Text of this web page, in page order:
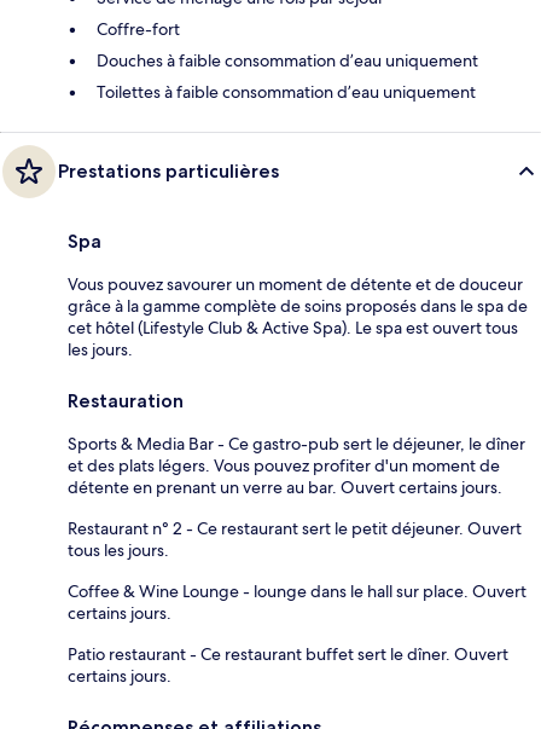
Coffre-fort
Douches à faible consommation d’eau uniquement
Toilettes à faible consommation d’eau uniquement
Prestations particulières
Spa
Vous pouvez savourer un moment de détente et de douceur
grâce à la gamme complète de soins proposés dans le spa de
cet hôtel (Lifestyle Club & Active Spa). Le spa est ouvert tous
les jours.
Restauration
Sports & Media Bar - Ce gastro-pub sert le déjeuner, le dîner
et des plats légers. Vous pouvez profiter d'un moment de
détente en prenant un verre au bar. Ouvert certains jours.
Restaurant n° 2 - Ce restaurant sert le petit déjeuner. Ouvert
tous les jours.
Coffee & Wine Lounge - lounge dans le hall sur place. Ouvert
certains jours.
Patio restaurant - Ce restaurant buffet sert le dîner. Ouvert
certains jours.